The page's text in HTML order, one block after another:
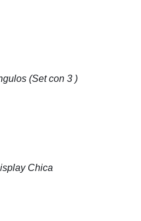
(Set con 3 )
Chica